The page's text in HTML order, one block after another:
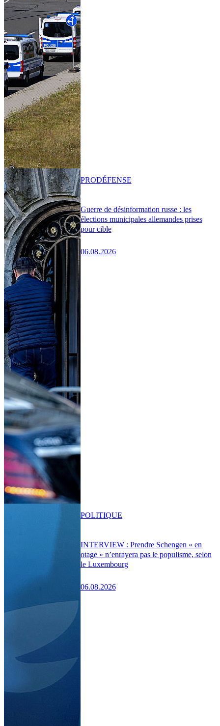
Guerre de désinformation russe : les
élections municipales allemandes prises
pour cible
06.08.2026
PRODÉFENSE
INTERVIEW : Prendre Schengen « en
otage » n’enrayera pas le populisme, selon
le Luxembourg
06.08.2026
POLITIQUE